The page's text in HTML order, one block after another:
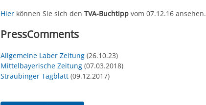
Hier können Sie sich denTVA-Buchtipp vom 07.12.16 ansehen.
PressComments
Allgemeine Laber Zeitung (26.10.23)
Mittelbayerische Zeitung (07.03.2018)
Straubinger Tagblatt(09.12.2017)